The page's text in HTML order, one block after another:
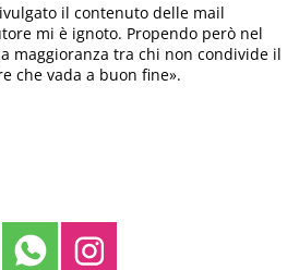
il contenuto delle mail
mi è ignoto. Propendo però nel
maggioranza tra chi non condivide il
che vada a buon fine».